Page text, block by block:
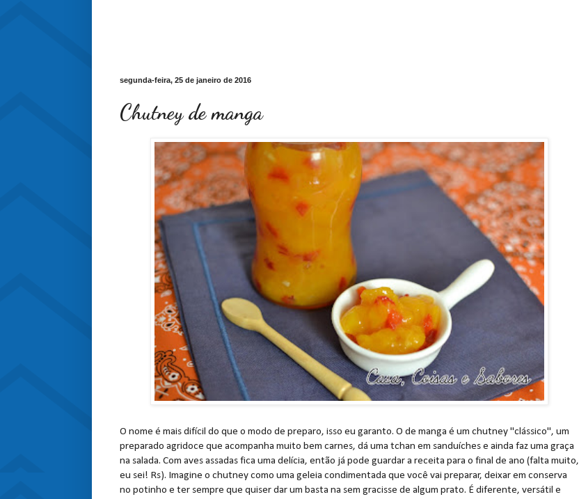
segunda-feira, 25 de janeiro de 2016
Chutney de manga
O nome é mais difícil do que o modo de preparo, isso eu garanto. O de manga é um chutney "clássico", um
preparado agridoce que acompanha muito bem carnes, dá uma tchan em sanduíches e ainda faz uma graça
na salada. Com aves assadas fica uma delícia, então já pode guardar a receita para o final de ano (falta muito,
eu sei! Rs). Imagine o chutney como uma geleia condimentada que você vai preparar, deixar em conserva
no potinho e ter sempre que quiser dar um basta na sem gracisse de algum prato. É diferente, versátil e